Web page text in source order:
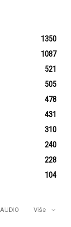
1350
1087
521
505
478
431
310
240
228
104
AUDIO Više